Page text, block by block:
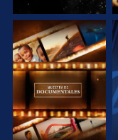
EXPLORA LAS
SERIES